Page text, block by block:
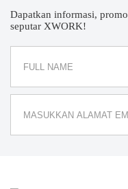
Dapatkan informasi,
seputar XWORK!